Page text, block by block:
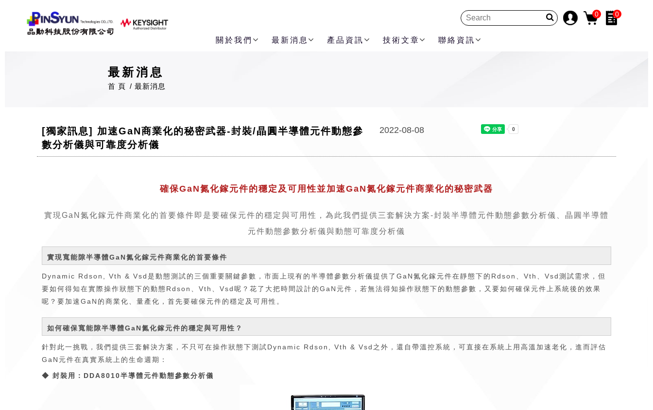
0 0
關於我們 最新消息 產品資訊 技術文章 聯絡資訊
最新消息
首 頁 最新消息
[獨家訊息] 加速GaN商業化的秘密武器-封裝/晶圓半導體元件動態參
數分析儀與可靠度分析儀
2022-08-08
確保GaN氮化鎵元件的穩定及可用性並加速GaN氮化鎵元件商業化的秘密武器
實現GaN氮化鎵元件商業化的首要條件即是要確保元件的穩定與可用性，為此我們提供三套解決方案-封裝半導體元件動態參數分析儀、晶圓半導體
元件動態參數分析儀與動態可靠度分析儀
實現寬能隙半導體GaN氮化鎵元件商業化的首要條件
Dynamic Rdson, Vth & Vsd是動態測試的三個重要關鍵參數，市面上現有的半導體參數分析儀提供了GaN氮化鎵元件在靜態下的Rdson、Vth、Vsd測試需求，但
要如何得知在實際操作狀態下的動態Rdson、Vth、Vsd呢？花了大把時間設計的GaN元件，若無法得知操作狀態下的動態參數，又要如何確保元件上系統後的效果
呢？要加速GaN的商業化、量產化，首先要確保元件的穩定及可用性。
如何確保寬能隙半導體GaN氮化鎵元件的穩定與可用性？
針對此一挑戰，我們提供三套解決方案，不只可在操作狀態下測試Dynamic Rdson, Vth & Vsd之外，還自帶溫控系統，可直接在系統上用高溫加速老化，進而評估
GaN元件在真實系統上的生命週期：
◆封裝用：DDA8010半導體元件動態參數分析儀